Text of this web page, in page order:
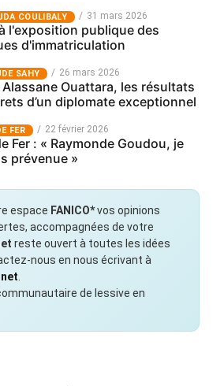
COULIBALY 31 mars 2026
l'exposition publique des
d'immatriculation
SAHY 26 mars 2026
Alassane Ouattara, les résultats
d’un diplomate exceptionnel
FER 22 février 2026
Fer : « Raymonde Goudou, je
prévenue »
espace FANICO*vos opinions
accompagnées de votre
reste ouvert à toutes les idées
nous en nous écrivant à
de lessive en